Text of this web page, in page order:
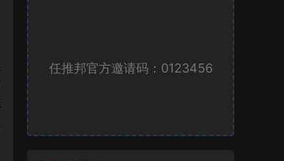
任推邦官方邀请码：0123456